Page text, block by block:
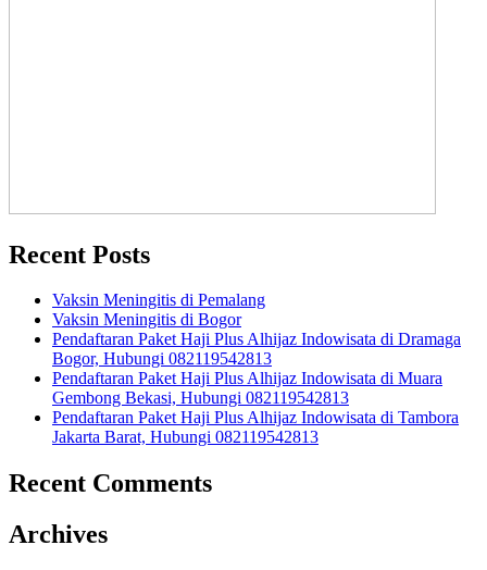
Recent Posts
Vaksin Meningitis di Pemalang
Vaksin Meningitis di Bogor
Pendaftaran Paket Haji Plus Alhijaz Indowisata di Dramaga
Bogor, Hubungi 082119542813
Pendaftaran Paket Haji Plus Alhijaz Indowisata di Muara
Gembong Bekasi, Hubungi 082119542813
Pendaftaran Paket Haji Plus Alhijaz Indowisata di Tambora
Jakarta Barat, Hubungi 082119542813
Recent Comments
Archives